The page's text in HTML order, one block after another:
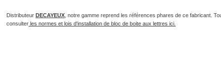
Distributeur DECAYEUX , notre gamme reprend les références phares de ce fabricant.
consulter les normes et lois d'installation de bloc de boite aux lettres ici.